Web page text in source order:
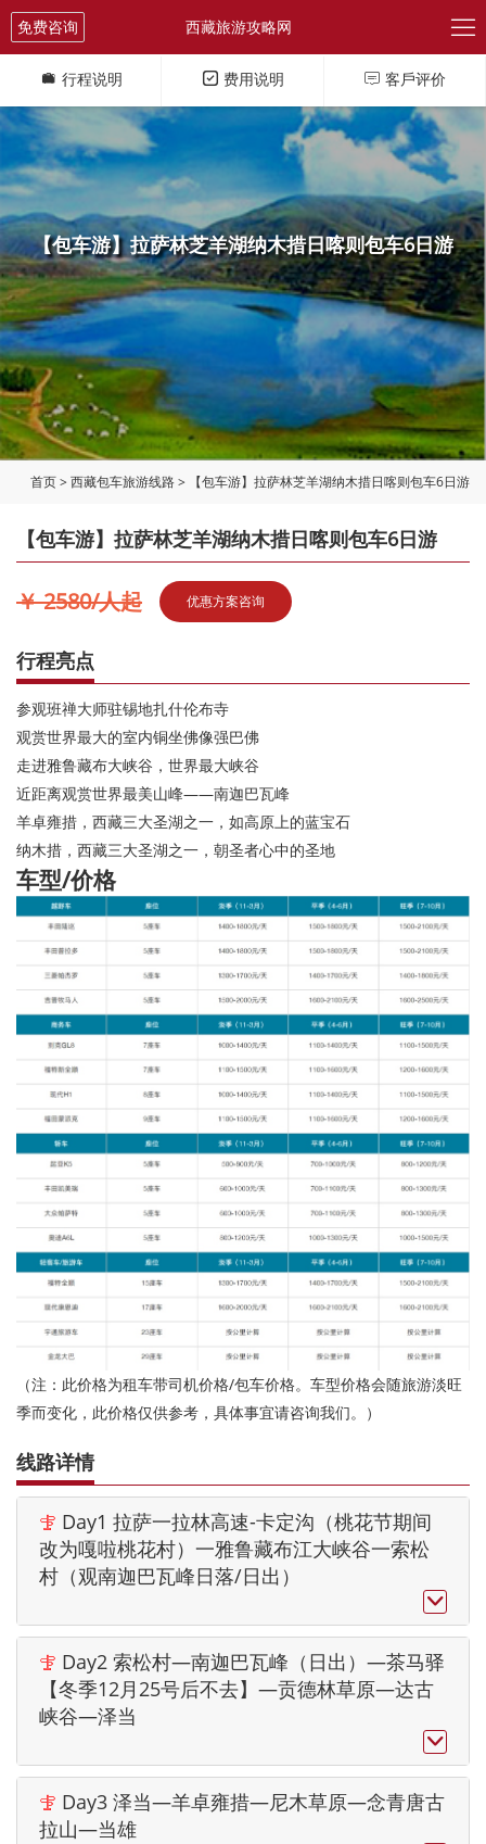

免费咨询 西藏旅游攻略网
 行程说明  费用说明  客戶评价
【包车游】拉萨林芝羊湖纳木措日喀则包车6日游
首页>西藏包车旅游线路> 【包车游】拉萨林芝羊湖纳木措日喀则包车6日游
【包车游】拉萨林芝羊湖纳木措日喀则包车6日游
￥ 2580/人起 优惠方案咨询
行程亮点
参观班禅大师驻锡地扎什伦布寺
观赏世界最大的室内铜坐佛像强巴佛
走进雅鲁藏布大峡谷，世界最大峡谷
近距离观赏世界最美山峰——南迦巴瓦峰
羊卓雍措，西藏三大圣湖之一，如高原上的蓝宝石
纳木措，西藏三大圣湖之一，朝圣者心中的圣地
车型/价格
（注：此价格为租车带司机价格/包车价格。车型价格会随旅游淡旺
季而变化，此价格仅供参考，具体事宜请咨询我们。）
线路详情
 Day1 拉萨一拉林高速-卡定沟（桃花节期间
改为嘎啦桃花村）一雅鲁藏布江大峡谷一索松
村（观南迦巴瓦峰日落/日出）

 Day2 索松村—南迦巴瓦峰（日出）—茶马驿
【冬季12月25号后不去】—贡德林草原—达古
峡谷—泽当

 Day3 泽当—羊卓雍措—尼木草原—念青唐古
拉山—当雄